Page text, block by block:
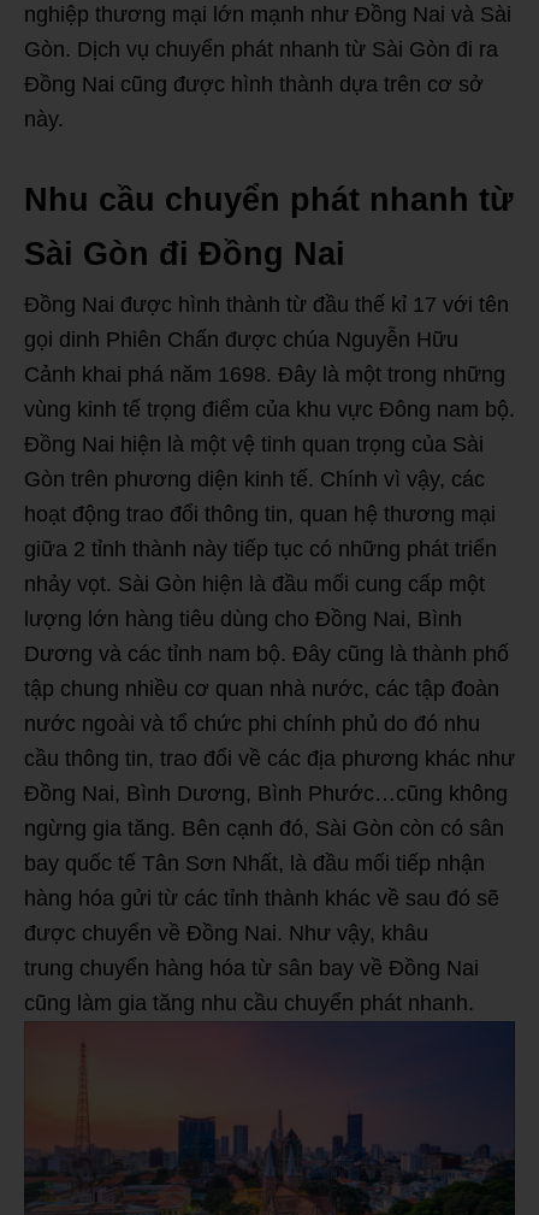
nghiệp thương mại lớn mạnh như Đồng Nai và Sài
Gòn. Dịch vụ chuyển phát nhanh từ Sài Gòn đi ra
Đồng Nai cũng được hình thành dựa trên cơ sở
này.
Nhu cầu chuyển phát nhanh từ
Sài Gòn đi Đồng Nai
Đồng Nai được hình thành từ đầu thế kỉ 17 với tên
gọi dinh Phiên Chấn được chúa Nguyễn Hữu
Cảnh khai phá năm 1698. Đây là một trong những
vùng kinh tế trọng điểm của khu vực Đông nam bộ.
Đồng Nai hiện là một vệ tinh quan trọng của Sài
Gòn trên phương diện kinh tế. Chính vì vậy, các
hoạt động trao đổi thông tin, quan hệ thương mại
giữa 2 tỉnh thành này tiếp tục có những phát triển
nhảy vọt. Sài Gòn hiện là đầu mối cung cấp một
lượng lớn hàng tiêu dùng cho Đồng Nai, Bình
Dương và các tỉnh nam bộ. Đây cũng là thành phố
tập chung nhiều cơ quan nhà nước, các tập đoàn
nước ngoài và tổ chức phi chính phủ do đó nhu
cầu thông tin, trao đổi về các địa phương khác như
Đồng Nai, Bình Dương, Bình Phước…cũng không
ngừng gia tăng. Bên cạnh đó, Sài Gòn còn có sân
bay quốc tế Tân Sơn Nhất, là đầu mối tiếp nhận
hàng hóa gửi từ các tỉnh thành khác về sau đó sẽ
được chuyển về Đồng Nai. Như vậy, khâu
trung chuyển hàng hóa từ sân bay về Đồng Nai
cũng làm gia tăng nhu cầu chuyển phát nhanh.